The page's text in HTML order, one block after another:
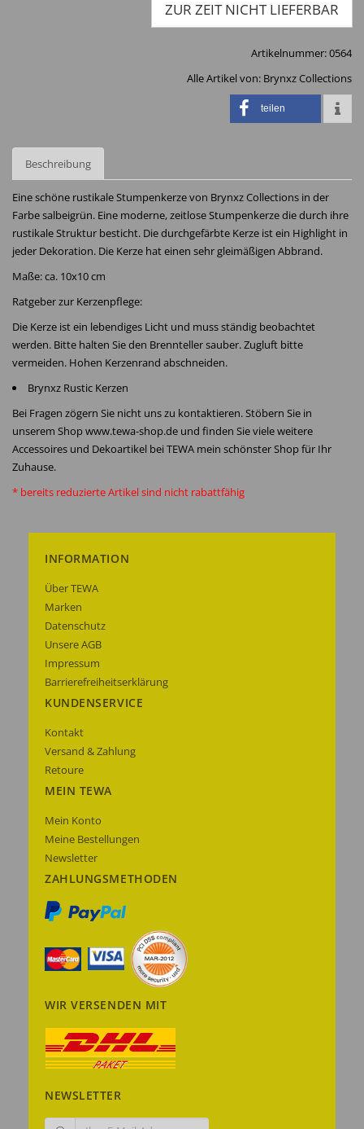
ZUR ZEIT NICHT LIEFERBAR
Artikelnummer:0564
Alle Artikel von: Brynxz Collections
teilen
Beschreibung
Eine schöne rustikale Stumpenkerze von Brynxz Collections in der
Farbe salbeigrün. Eine moderne, zeitlose Stumpenkerze die durch ihre
rustikale Struktur besticht. Die durchgefärbte Kerze ist ein Highlight in
jeder Dekoration. Die Kerze hat einen sehr gleimäßigen Abbrand.
Maße: ca. 10x10 cm
Ratgeber zur Kerzenpflege:
Die Kerze ist ein lebendiges Licht und muss ständig beobachtet
werden. Bitte halten Sie den Brennteller sauber. Zugluft bitte
vermeiden. Hohen Kerzenrand abschneiden.
Brynxz Rustic Kerzen
Bei Fragen zögern Sie nicht uns zu kontaktieren. Stöbern Sie in
unserem Shop www.tewa-shop.de und finden Sie viele weitere
Accessoires und Dekoartikel bei TEWA mein schönster Shop für Ihr
Zuhause.
* bereits reduzierte Artikel sind nicht rabattfähig
INFORMATION
Über TEWA
Marken
Datenschutz
Unsere AGB
Impressum
Barrierefreiheitserklärung
KUNDENSERVICE
Kontakt
Versand & Zahlung
Retoure
MEIN TEWA
Mein Konto
Meine Bestellungen
Newsletter
ZAHLUNGSMETHODEN
WIR VERSENDEN MIT
NEWSLETTER